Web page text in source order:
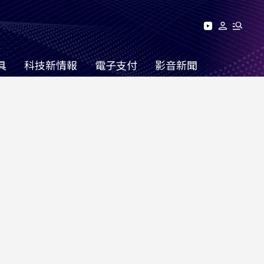
科技新情報 電子支付 影音新聞